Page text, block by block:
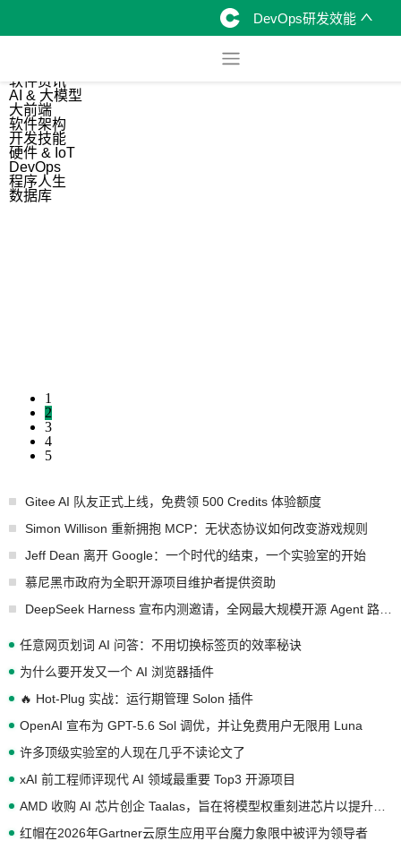
DevOps研发效能
软件资讯
AI & 大模型
大前端
软件架构
开发技能
硬件 & IoT
DevOps
程序人生
数据库
1
2
3
4
5
Gitee AI 队友正式上线，免费领 500 Credits 体验额度
Simon Willison 重新拥抱 MCP：无状态协议如何改变游戏规则
Jeff Dean 离开 Google：一个时代的结束，一个实验室的开始
慕尼黑市政府为全职开源项目维护者提供资助
任意网页划词 AI 问答：不用切换标签页的效率秘诀
为什么要开发又一个 AI 浏览器插件
🔥 Hot-Plug 实战：运行期管理 Solon 插件
OpenAI 宣布为 GPT-5.6 Sol 调优，并让免费用户无限用 Luna
许多顶级实验室的人现在几乎不读论文了
xAI 前工程师评现代 AI 领域最重要 Top3 开源项目
红帽在2026年Gartner云原生应用平台魔力象限中被评为领导者